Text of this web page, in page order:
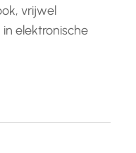
vrijwel
elektronische